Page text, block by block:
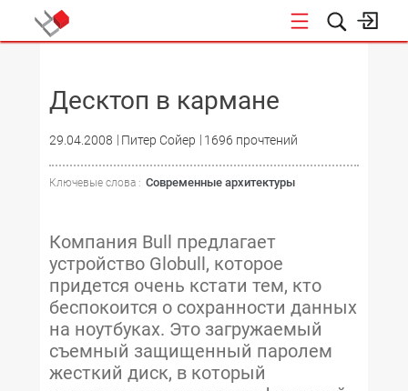
Десктоп в кармане
29.04.2008 Питер Сойер 1696 прочтений
Ключевые слова : Современные архитектуры
Компания Bull предлагает
устройство Globull, которое
придется очень кстати тем, кто
беспокоится о сохранности данных
на ноутбуках. Это загружаемый
съемный защищенный паролем
жесткий диск, в который